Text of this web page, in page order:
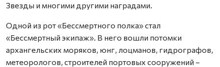
Звезды и многими другими наградами.
Одной из рот «Бессмертного полка» стал
«Бессмертный экипаж». В него вошли потомки
архангельских моряков, юнг, лоцманов, гидрографов,
метеорологов, строителей портовых сооружений –